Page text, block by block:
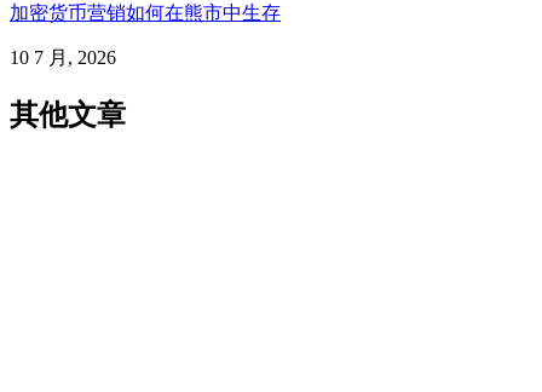
加密货币营销如何在熊市中生存
10 7 月, 2026
其他文章